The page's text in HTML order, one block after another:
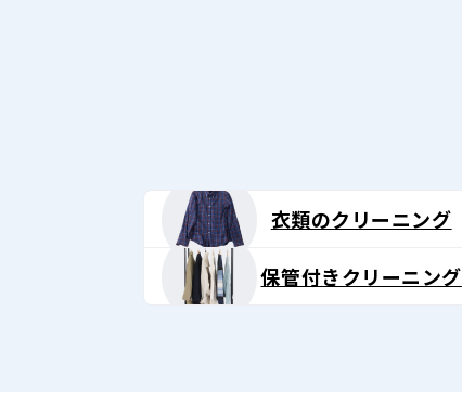
衣類のクリーニング
保管付きクリーニング